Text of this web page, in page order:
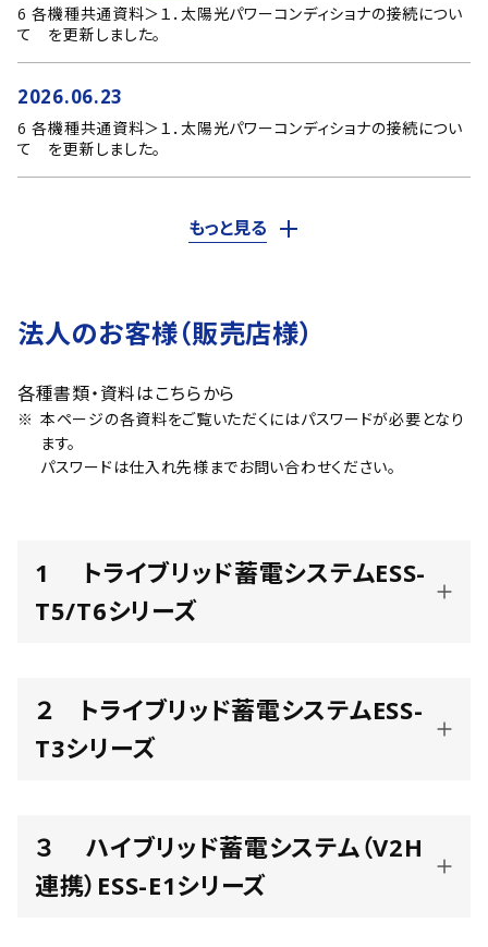
6 各機種共通資料＞１．太陽光パワーコンディショナの接続につい
て を更新しました。
2026.06.23
6 各機種共通資料＞１．太陽光パワーコンディショナの接続につい
て を更新しました。
もっと見る
法人のお客様（販売店様）
各種書類・資料はこちらから
本ページの各資料をご覧いただくにはパスワードが必要となり
ます。
パスワードは仕入れ先様までお問い合わせください。
1 トライブリッド蓄電システムESS-
T5/T6シリーズ
２ トライブリッド蓄電システムESS-
T3シリーズ
３ ハイブリッド蓄電システム（V2H
連携）ESS-E1シリーズ